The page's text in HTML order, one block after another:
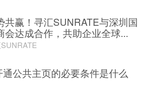
共赢！寻汇SUNRATE与深圳国
会达成合作，共助企业全球...
通公共主页的必要条件是什么